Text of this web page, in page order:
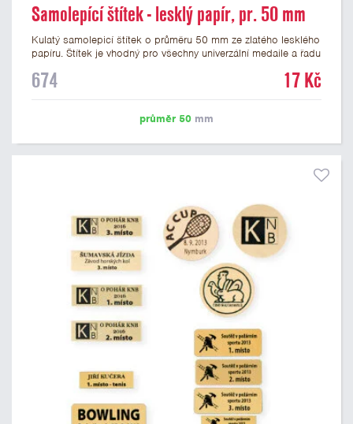
Samolepící štítek - lesklý papír, pr. 50 mm
Kulatý samolepicí štítek o průměru 50 mm ze zlatého lesklého
papíru. Štítek je vhodný pro všechny univerzální medaile a řadu
mm. Na štítek je možné vytisknout logo nebo text dle vašeho
674 17 Kč
průměr 50 mm